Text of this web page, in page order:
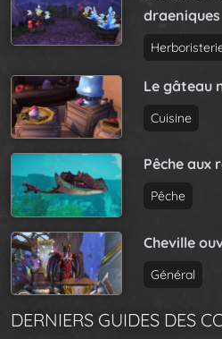
draeniques
Le gâteau
Cuisine
Pêche aux
Pêche
Cheville
Général
DERNIERS GUIDES DES